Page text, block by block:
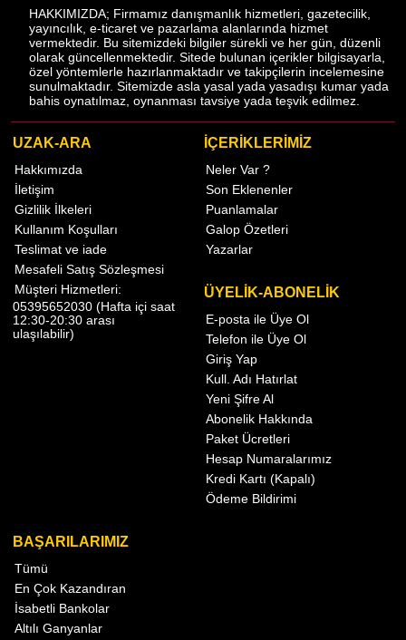
HAKKIMIZDA; Firmamız danışmanlık hizmetleri, gazetecilik,
yayıncılık, e-ticaret ve pazarlama alanlarında hizmet
vermektedir. Bu sitemizdeki bilgiler sürekli ve her gün, düzenli
olarak güncellenmektedir. Sitede bulunan içerikler bilgisayarla,
özel yöntemlerle hazırlanmaktadır ve takipçilerin incelemesine
sunulmaktadır. Sitemizde asla yasal yada yasadışı kumar yada
bahis oynatılmaz, oynanması tavsiye yada teşvik edilmez.
UZAK-ARA
Hakkımızda
İletişim
Gizlilik İlkeleri
Kullanım Koşulları
Teslimat ve iade
Mesafeli Satış Sözleşmesi
Müşteri Hizmetleri:
05395652030 (Hafta içi saat
12:30-20:30 arası
ulaşılabilir)
İÇERİKLERİMİZ
Neler Var ?
Son Eklenenler
Puanlamalar
Galop Özetleri
Yazarlar
ÜYELİK-ABONELİK
E-posta ile Üye Ol
Telefon ile Üye Ol
Giriş Yap
Kull. Adı Hatırlat
Yeni Şifre Al
Abonelik Hakkında
Paket Ücretleri
Hesap Numaralarımız
Kredi Kartı (Kapalı)
Ödeme Bildirimi
BAŞARILARIMIZ
Tümü
En Çok Kazandıran
İsabetli Bankolar
Altılı Ganyanlar